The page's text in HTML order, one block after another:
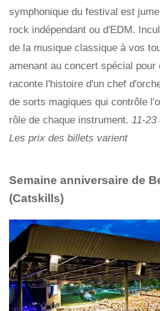
symphonique du festival est
rock indépendant ou d'EDM.
de la musique classique à vos
amenant au concert spécial
raconte l'histoire d'un chef
de sorts magiques qui contrôle
rôle de chaque instrument. 11-
Les prix des billets varient
Semaine anniversaire de
(Catskills)